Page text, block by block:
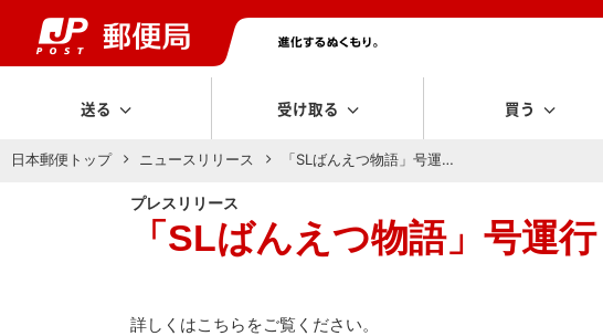
送る 受け取る 買う
日本郵便トップ ニュースリリース 「SLばんえつ物語」号運…
プレスリリース
「SLばんえつ物語」号運
詳しくはこちらをご覧ください。